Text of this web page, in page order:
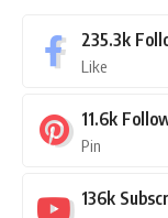
235.3k
Like
11.6k
Pin
136k